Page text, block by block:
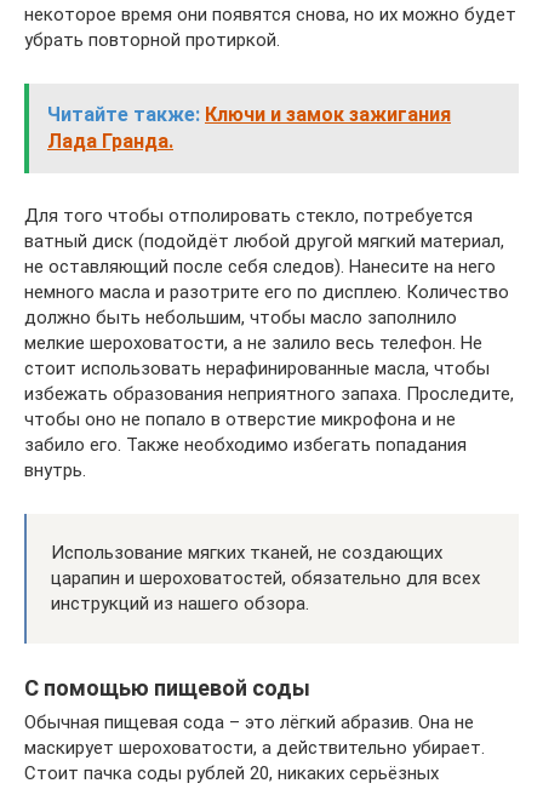
некоторое время они появятся снова, но их можно будет
убрать повторной протиркой.
Читайте также: Ключи и замок зажигания
Лада Гранда.
Для того чтобы отполировать стекло, потребуется
ватный диск (подойдёт любой другой мягкий материал,
не оставляющий после себя следов). Нанесите на него
немного масла и разотрите его по дисплею. Количество
должно быть небольшим, чтобы масло заполнило
мелкие шероховатости, а не залило весь телефон. Не
стоит использовать нерафинированные масла, чтобы
избежать образования неприятного запаха. Проследите,
чтобы оно не попало в отверстие микрофона и не
забило его. Также необходимо избегать попадания
внутрь.
Использование мягких тканей, не создающих
царапин и шероховатостей, обязательно для всех
инструкций из нашего обзора.
С помощью пищевой соды
Обычная пищевая сода – это лёгкий абразив. Она не
маскирует шероховатости, а действительно убирает.
Стоит пачка соды рублей 20, никаких серьёзных